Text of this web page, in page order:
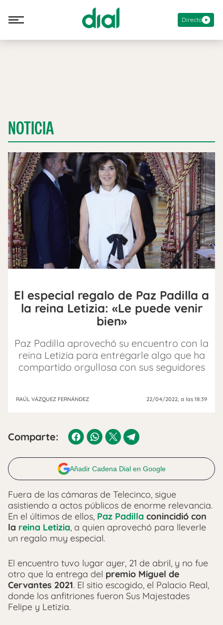
Directo
NOTICIA
El especial regalo de Paz Padilla a
la reina Letizia: «Le puede venir
bien»
Paz Padilla aprovechó su encuentro con la
reina Letizia para entregarle algo que ha
compartido orgullosa con sus seguidores
RAÚL VÁZQUEZ FERNÁNDEZ 22/04/2022 , a las 18:39
Comparte:
Añadir Cadena Dial en Google
Fuera de las cámaras de Telecinco, sigue
asistiendo a actos públicos de enorme relevancia.
En el últimos de ellos, Paz Padilla conincidió con
la reina Letizia, a quien aprovechó para lleverle
un regalo muy especial.
El encuentro tuvo lugar ayer, 21 de abril, y no fue
otro que la entrega del premio Miguel de
Cervantes 2021. El sitio escogido, el Palacio Real,
donde los anfitriones fueron Sus Majestades
Felipe y Letizia.